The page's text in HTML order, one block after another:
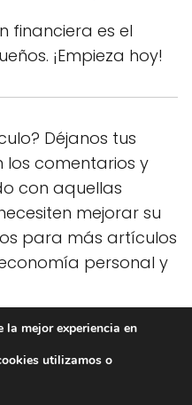
financiera es el
¡Empieza hoy!
Déjanos tus
los comentarios y
con aquellas
mejorar su
para más artículos
personal y
ahorrar o pagar deudas
mejor experiencia en
utilizamos o